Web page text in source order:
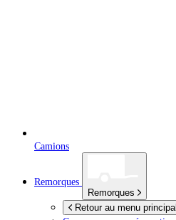
Camions
Remorques
Remorques
Retour au menu principal